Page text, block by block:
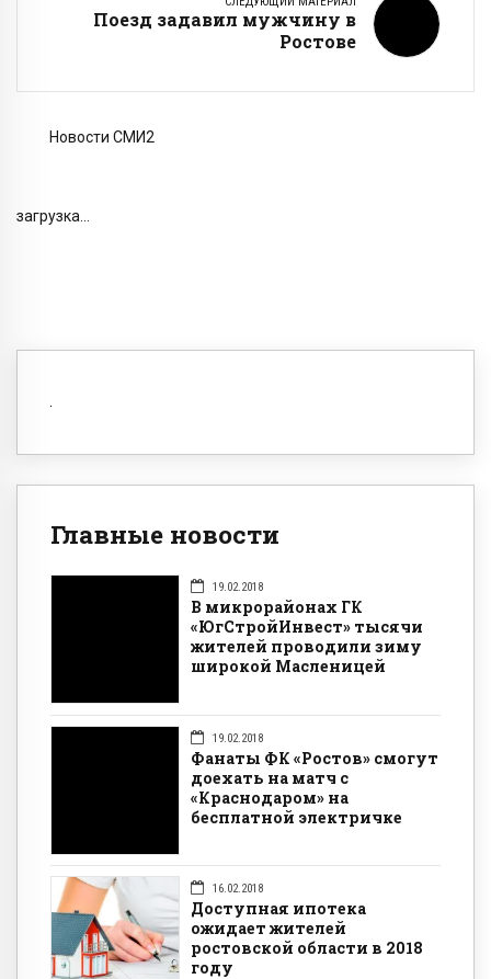
Поезд задавил мужчину в
Ростове
Новости СМИ2
загрузка...
Главные новости
19.02.2018
В микрорайонах ГК
«ЮгСтройИнвест» тысячи
жителей проводили зиму
широкой Масленицей
19.02.2018
Фанаты ФК «Ростов» смогут
доехать на матч с
«Краснодаром» на
бесплатной электричке
16.02.2018
Доступная ипотека
ожидает жителей
ростовской области в 2018
году